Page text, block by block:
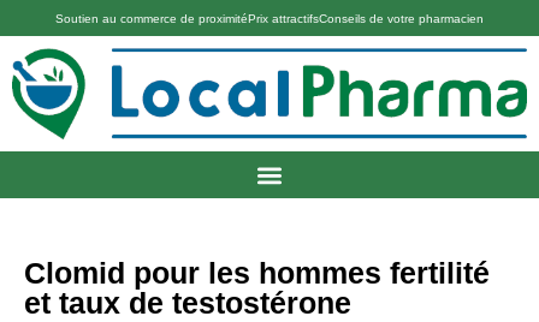
Soutien au commerce de proximitéPrix attractifsConseils de votre pharmacien
Clomid pour les hommes fertilité
et taux de testostérone